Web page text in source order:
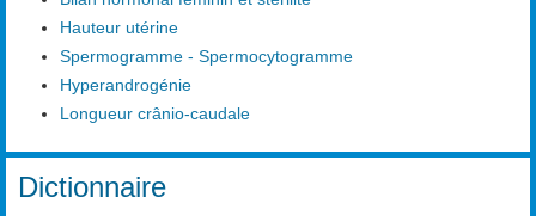
Hauteur utérine
Spermogramme - Spermocytogramme
Hyperandrogénie
Longueur crânio-caudale
Dictionnaire